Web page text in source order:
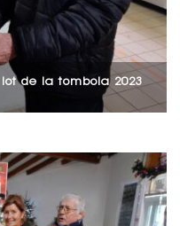
de la tombola 2023